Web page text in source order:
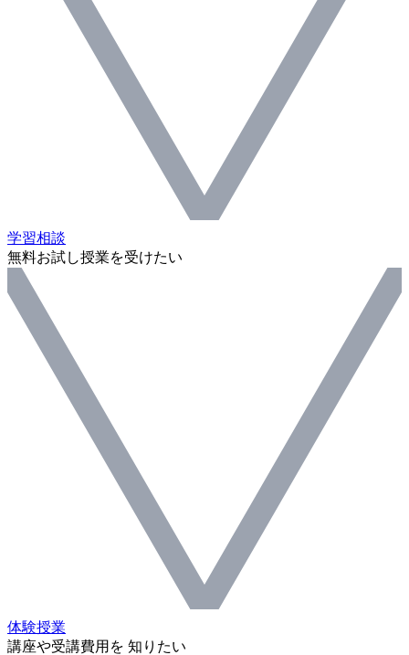
学習相談
無料お試し授業を受けたい
体験授業
講座や受講費用を 知りたい